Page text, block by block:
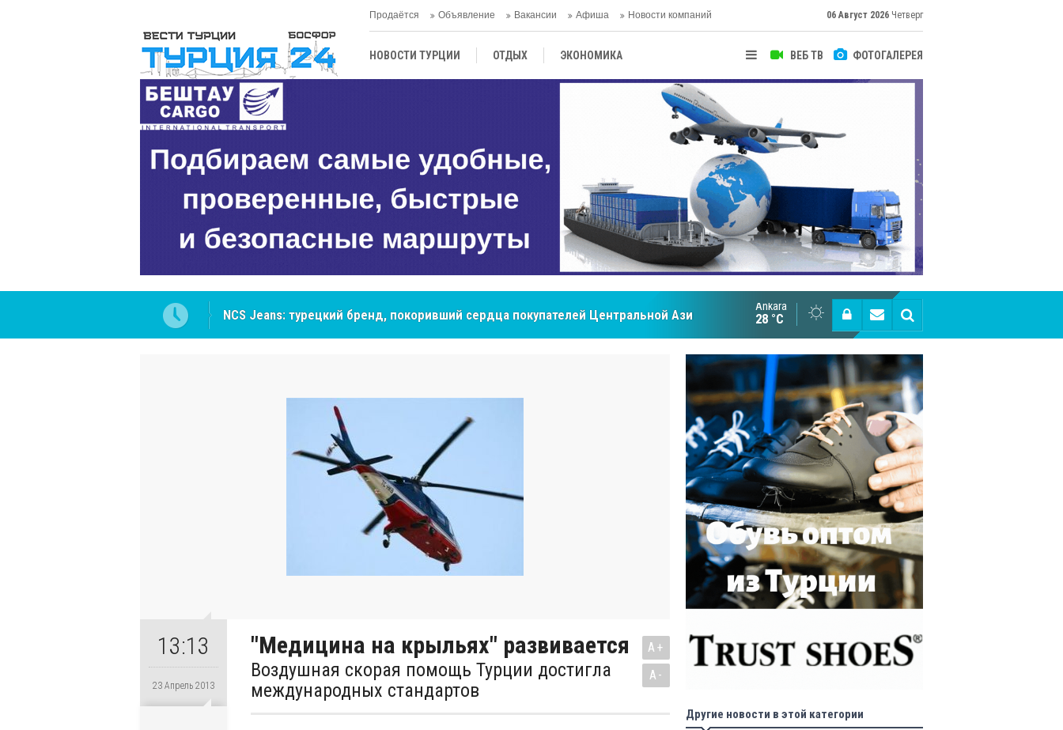
Продаётся Объявление Вакансии Афиша Новости компаний 06 Август 2026 Четверг
ВЕБ ТВ ФОТОГАЛЕРЕЯ
НОВОСТИ ТУРЦИИ ОТДЫХ ЭКОНОМИКА
ЦЕНТРАЛЬНАЯ АЗИЯ
Cottonhill покоряет мировые рынки
Великий Шёлковый путь объединяет таланты в
Ankara
28 °C
13:13
23 Апрель 2013
"Медицина на крыльях" развивается
Воздушная скорая помощь Турции достигла
международных стандартов
A+
A-
Другие новости в этой категории